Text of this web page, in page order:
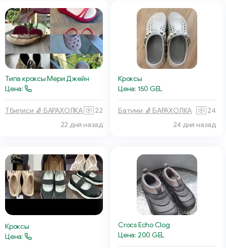
Типа кроксы Мери Джейн
Цена:
Тбилиси 🧦 БАРАХОЛКА
22
22 дня назад
Кроксы
Цена: 150 GEL
Батуми 🧦 БАРАХОЛКА
24
24 дня назад
Кроксы
Цена:
Crocs Echo Clog
Цена: 200 GEL